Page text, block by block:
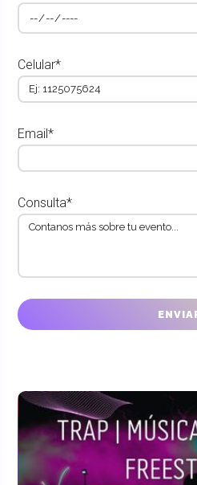
Celular*
Email*
Consulta*